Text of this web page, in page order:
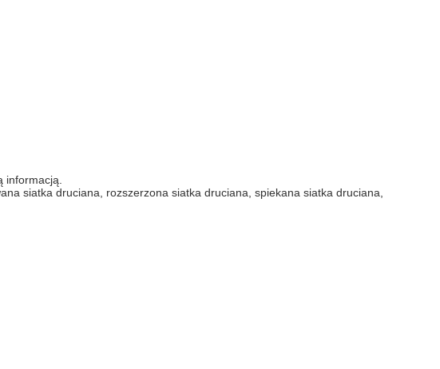
informacją.
siatka druciana, rozszerzona siatka druciana, spiekana siatka druciana,